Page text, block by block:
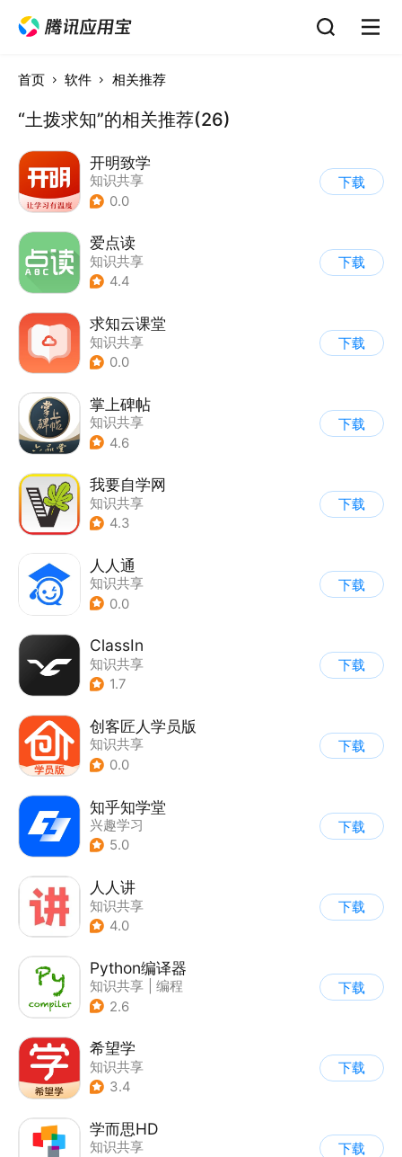
首页 软件 相关推荐
“土拨求知”的相关推荐(26)
开明致学
知识共享
0.0
下载
爱点读
知识共享
4.4
下载
求知云课堂
知识共享
0.0
下载
掌上碑帖
知识共享
4.6
下载
我要自学网
知识共享
4.3
下载
人人通
知识共享
0.0
下载
ClassIn
知识共享
1.7
下载
创客匠人学员版
知识共享
0.0
下载
知乎知学堂
兴趣学习
5.0
下载
人人讲
知识共享
4.0
下载
Python编译器
知识共享
编程
2.6
下载
希望学
知识共享
3.4
下载
学而思HD
知识共享
下载